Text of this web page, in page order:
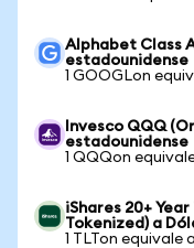
Alphabet Class
estadounidense
1 GOOGLon
Invesco QQQ
estadounidense
1 QQQon
iShares 20+
Tokenized) a
1 TLTon equivale